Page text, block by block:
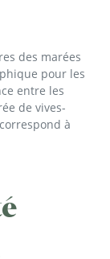
des marées
pour les
entre les
de vives-
à